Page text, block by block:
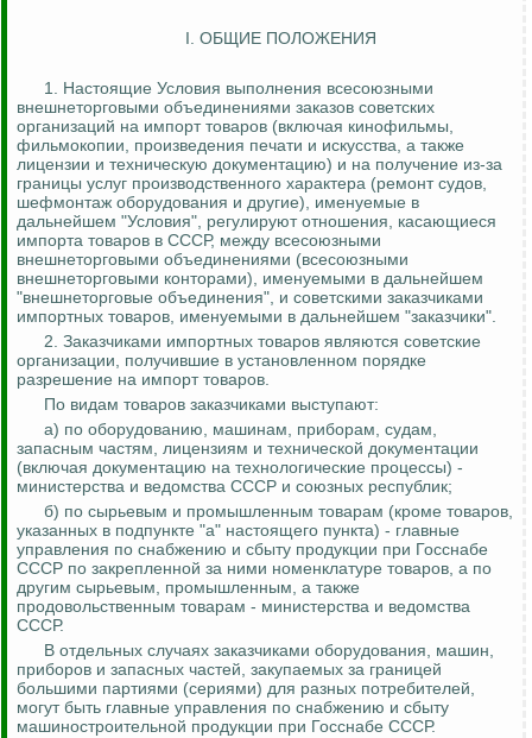
I. ОБЩИЕ ПОЛОЖЕНИЯ
1. Настоящие Условия выполнения всесоюзными
внешнеторговыми объединениями заказов советских
организаций на импорт товаров (включая кинофильмы,
фильмокопии, произведения печати и искусства, а также
лицензии и техническую документацию) и на получение из-за
границы услуг производственного характера (ремонт судов,
шефмонтаж оборудования и другие), именуемые в
дальнейшем "Условия", регулируют отношения, касающиеся
импорта товаров в СССР, между всесоюзными
внешнеторговыми объединениями (всесоюзными
внешнеторговыми конторами), именуемыми в дальнейшем
"внешнеторговые объединения", и советскими заказчиками
импортных товаров, именуемыми в дальнейшем "заказчики".
2. Заказчиками импортных товаров являются советские
организации, получившие в установленном порядке
разрешение на импорт товаров.
По видам товаров заказчиками выступают:
а) по оборудованию, машинам, приборам, судам,
запасным частям, лицензиям и технической документации
(включая документацию на технологические процессы) -
министерства и ведомства СССР и союзных республик;
б) по сырьевым и промышленным товарам (кроме товаров,
указанных в подпункте "а" настоящего пункта) - главные
управления по снабжению и сбыту продукции при Госснабе
СССР по закрепленной за ними номенклатуре товаров, а по
другим сырьевым, промышленным, а также
продовольственным товарам - министерства и ведомства
СССР.
В отдельных случаях заказчиками оборудования, машин,
приборов и запасных частей, закупаемых за границей
большими партиями (сериями) для разных потребителей,
могут быть главные управления по снабжению и сбыту
машиностроительной продукции при Госснабе СССР.